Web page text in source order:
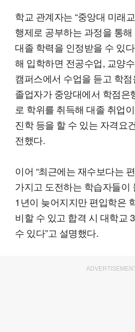
학교 관계자는 “중앙대 미래
행제로 공부하는 과정을 통
대졸 학력을 인정받을 수 있다
해 입학하면 전공수업, 교양
캠퍼스에서 수업을 듣고 학
졸업자가 중앙대에서 학점은
로 학위를 취득해 대졸 취업
진학 등을 할 수 있는 자격요
전했다.
이어 “최근에는 재수보다는
가지고 도전하는 학습자들이
1년이 늦어지지만 편입학은
비할 수 있고 합격 시 대학교
수 있다”고 설명했다.